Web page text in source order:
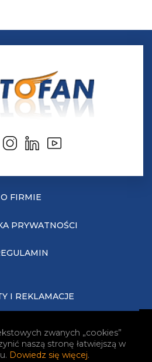
O FIRMIE
PRYWATNOŚCI
I REKLAMACJE
KUPOWAĆ?
zwanych „cookies”
naszą stronę łatwiejszą w
Dowiedz się więcej.